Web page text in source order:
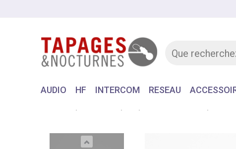
AUDIO HF INTERCOM RESEAU